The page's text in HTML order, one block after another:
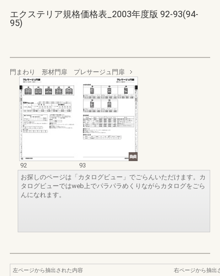
エクステリア規格価格表_2003年度版 92-93(94-
95)
門まわり 形材門扉 プレサージュ門扉
92
93
お探しのページは「カタログビュー」でごらんいただけます。カ
タログビューではweb上でパラパラめくりながらカタログをごら
んになれます。
左ページから抽出された内容
右ページから抽出